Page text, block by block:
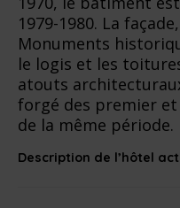
1979-1980. La
Monuments
le logis et les
atouts
forgé des premier
de la même période.
Description de l’hôtel